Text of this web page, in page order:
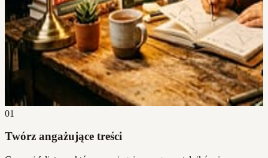
01
Twórz angażujące treści